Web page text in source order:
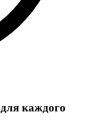
каждого